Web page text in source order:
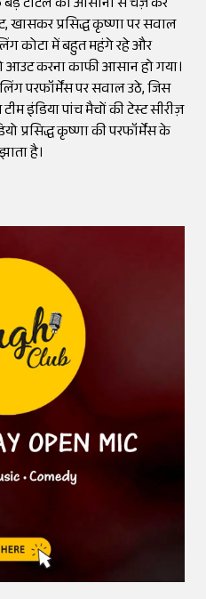
बड़े टोटल को आसानी से चेज़ कर
खासकर प्रसिद्ध कृष्णा पर सवाल
कोटा में बहुत महंगे रहे और
आउट करना काफी आसान हो गया।
परफॉर्मेंस पर सवाल उठे, जिस
इंडिया पांच मैचों की टेस्ट सीरीज़
प्रसिद्ध कृष्णा की परफॉर्मेंस के
है।